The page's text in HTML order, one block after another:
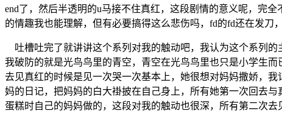
end了，然后半透明的u马接不住真红，这段剧情的意义呢，完
的情趣我也能理解，但有必要搞得这么悲伤吗，fd的fd还在发刀
吐槽吐完了就讲讲这个系列对我的触动吧，我认为这个系列
我破防的就是光鸟鸟里的青空，青空在光鸟鸟里也只是小学生
去见真红的时候是见一次哭一次基本上，她很想对妈妈撒娇，
妈的日记，把妈妈的白大褂披在自己身上，所有她第一次回去
蛋糕时自己的妈妈做的，这段对我的触动也很深，所有第二次